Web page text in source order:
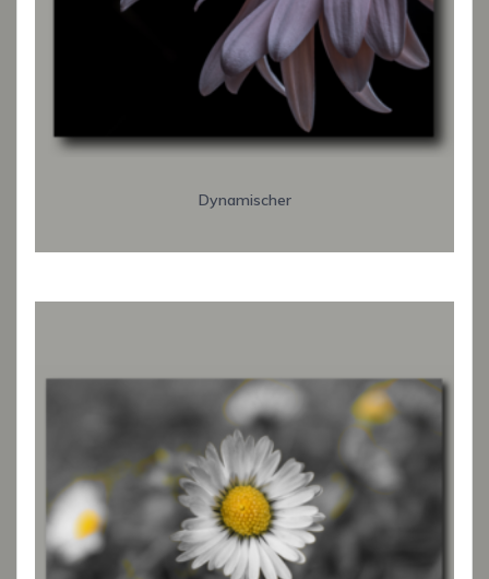
Dynamischer